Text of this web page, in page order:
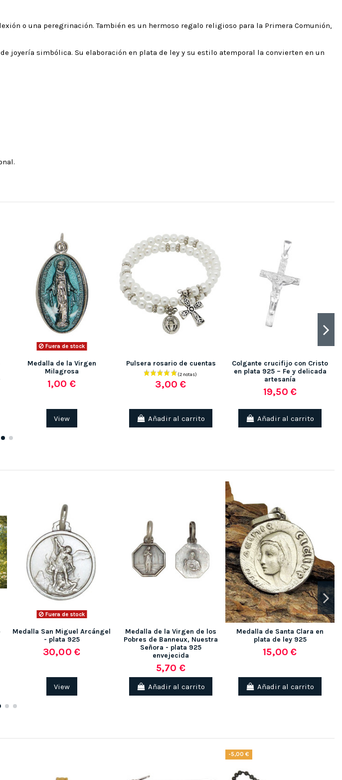
o una peregrinación. También es un hermoso regalo religioso para la Primera Comunión,
joyería simbólica. Su elaboración en plata de ley y su estilo atemporal la convierten en un
Fuera de stock
Medalla de la Virgen
Milagrosa
1,00 €
View
Pulsera rosario de cuentas
3,00 €
Añadir al carrito
Colgante crucifijo con Cristo
en plata 925 – Fe y delicada
artesanía
19,50 €
Añadir al carrito
Fuera de stock
Medalla San Miguel Arcángel
- plata 925
30,00 €
View
Medalla de la Virgen de los
Pobres de Banneux, Nuestra
Señora - plata 925
envejecida
5,70 €
Añadir al carrito
Medalla de Santa Clara en
plata de ley 925
15,00 €
Añadir al carrito
-5,00 €